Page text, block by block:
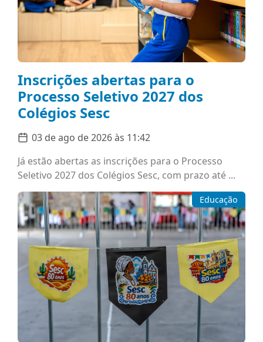
Inscrições abertas para o
Processo Seletivo 2027 dos
Colégios Sesc
03 de ago de 2026 às 11:42
Já estão abertas as inscrições para o Processo
Seletivo 2027 dos Colégios Sesc, com prazo até ...
Educação